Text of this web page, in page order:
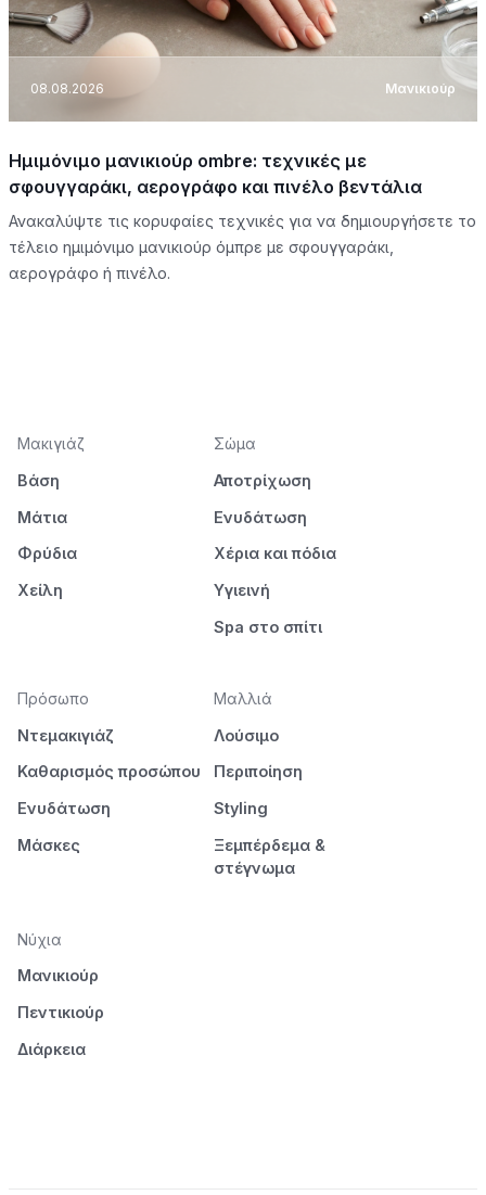
08.08.2026 Μανικιούρ
Ημιμόνιμο μανικιούρ ombre: τεχνικές με
σφουγγαράκι, αερογράφο και πινέλο βεντάλια
Ανακαλύψτε τις κορυφαίες τεχνικές για να δημιουργήσετε το
τέλειο ημιμόνιμο μανικιούρ όμπρε με σφουγγαράκι,
αερογράφο ή πινέλο.
Μακιγιάζ
Βάση
Μάτια
Φρύδια
Χείλη
Σώμα
Αποτρίχωση
Ενυδάτωση
Χέρια και πόδια
Υγιεινή
Spa στο σπίτι
Πρόσωπο
Ντεμακιγιάζ
Καθαρισμός προσώπου
Ενυδάτωση
Μάσκες
Μαλλιά
Λούσιμο
Περιποίηση
Styling
Ξεμπέρδεμα &
στέγνωμα
Νύχια
Μανικιούρ
Πεντικιούρ
Διάρκεια